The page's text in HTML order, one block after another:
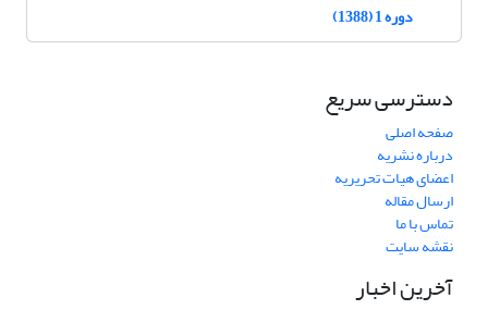
دوره 1 (1388)
دسترسی سریع
صفحه اصلی
درباره نشریه
اعضای هیات تحریریه
ارسال مقاله
تماس با ما
نقشه سایت
آخرین اخبار